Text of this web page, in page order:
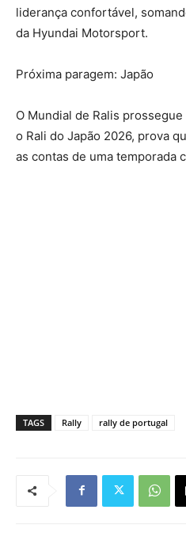
liderança confortável,
da Hyundai Motorsport.
Próxima paragem: Japão
O Mundial de Ralis
o Rali do Japão 2026, prova
as contas de uma temporada
TAGS Rally rally de portugal